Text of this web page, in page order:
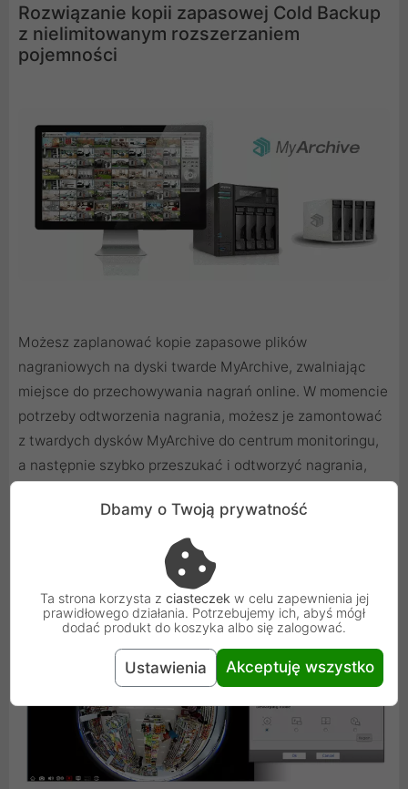
Rozwiązanie kopii zapasowej Cold Backup
z nielimitowanym rozszerzaniem
pojemności
Możesz zaplanować kopie zapasowe plików
nagraniowych na dyski twarde MyArchive, zwalniając
miejsce do przechowywania nagrań online. W momencie
potrzeby odtworzenia nagrania, możesz je zamontować
z twardych dysków MyArchive do centrum monitoringu,
a następnie szybko przeszukać i odtworzyć nagrania,
Przywracanie obrazu 360 - Rybie oko
Dbamy o Twoją prywatność
Ta strona korzysta z ciasteczek w celu zapewnienia jej
prawidłowego działania. Potrzebujemy ich, abyś mógł
dodać produkt do koszyka albo się zalogować.
Ustawienia Akceptuję wszystko